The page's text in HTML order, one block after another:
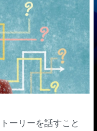
ーリーを話すこと